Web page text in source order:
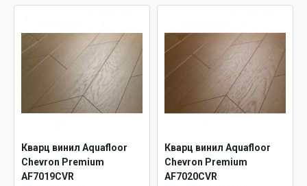
Кварц винил Aquafloor
Chevron Premium
AF7019CVR
Кварц винил Aquafloor
Chevron Premium
AF7020CVR